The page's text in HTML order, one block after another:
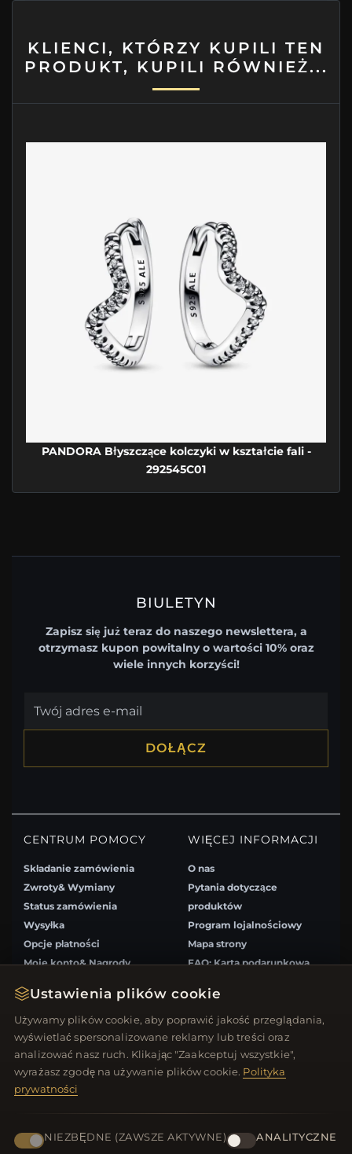
Ustawienia plików cookie
Używamy plików cookie, aby poprawić jakość przeglądania,
wyświetlać spersonalizowane reklamy lub treści oraz
analizować nasz ruch. Klikając "Zaakceptuj wszystkie",
wyrażasz zgodę na używanie plików cookie. Polityka
prywatności
NIEZBĘDNE (ZAWSZE AKTYWNE)
ANALITYCZNE
KLIENCI, KTÓRZY KUPILI TEN
PRODUKT, KUPILI RÓWNIEŻ...
PANDORA Błyszczące kolczyki w kształcie fali -
292545C01
BIULETYN
Zapisz się już teraz do naszego newslettera, a
otrzymasz kupon powitalny o wartości 10% oraz
wiele innych korzyści!
DOŁĄCZ
CENTRUM POMOCY
Składanie zamówienia
Zwroty& Wymiany
Status zamówienia
Wysyłka
Opcje płatności
Moje konto& Nagrody
WIĘCEJ INFORMACJI
O nas
Pytania dotyczące
produktów
Program lojalnościowy
Mapa strony
FAQ: Karta podarunkowa
Wypisz się z newslettera
SZYBKIE LINKI
Nowe produkty
Oferty specjalne
Recenzje
Zaloguj się
ŚLEDŹ NAS